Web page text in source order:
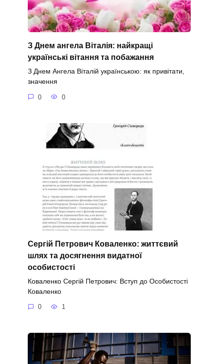
З Днем ангела Віталія: найкращі
українські вітання та побажання
З Днем Ангела Віталій українською: як привітати,
значення
0 0
Сергій Петрович Коваленко: життєвий
шлях та досягнення видатної
особистості
Коваленко Сергій Петрович: Вступ до Особистості
Коваленко
0 1